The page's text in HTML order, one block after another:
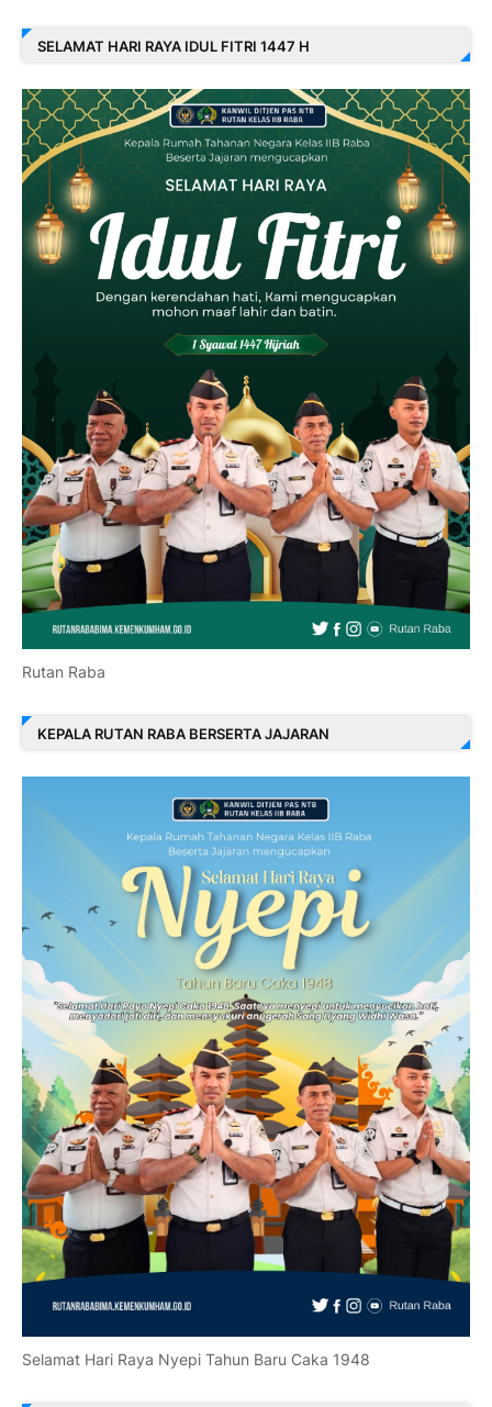
SELAMAT HARI RAYA IDUL FITRI 1447 H
Rutan Raba
KEPALA RUTAN RABA BERSERTA JAJARAN
Selamat Hari Raya Nyepi Tahun Baru Caka 1948